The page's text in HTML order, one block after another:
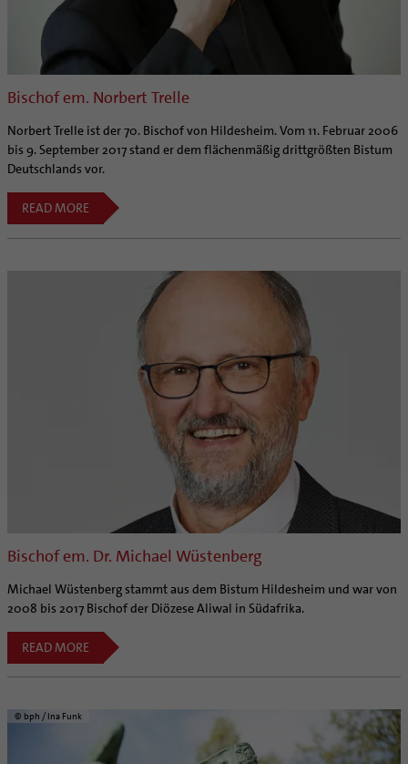
Bischof em. Norbert Trelle
Norbert Trelle ist der 70. Bischof von Hildesheim. Vom 11. Februar 2006
bis 9. September 2017 stand er dem flächenmäßig drittgrößten Bistum
Deutschlands vor.
READ MORE
Bischof em. Dr. Michael Wüstenberg
Michael Wüstenberg stammt aus dem Bistum Hildesheim und war von
2008 bis 2017 Bischof der Diözese Aliwal in Südafrika.
READ MORE
© bph / Ina Funk